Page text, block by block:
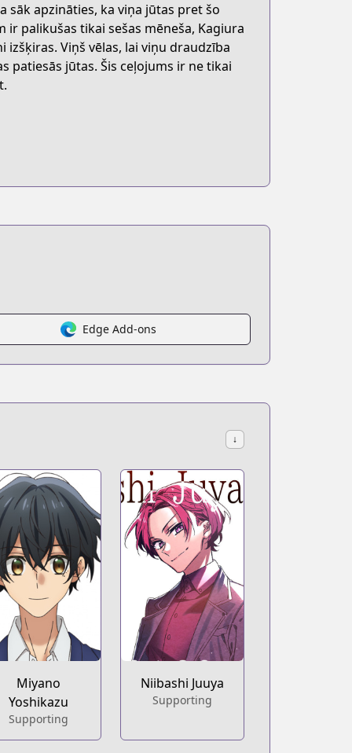
sāk apzināties, ka viņa jūtas pret šo
palikušas tikai sešas mēneša, Kagiura
Viņš vēlas, lai viņu draudzība
patiesās jūtas. Šis ceļojums ir ne tikai
Edge Add-ons
↓
Miyano
Yoshikazu
Supporting
Niibashi Juuya
Supporting